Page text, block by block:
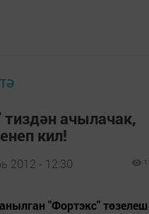
тиздән ачылачак,
кил!
2012 - 12:30
"Фортэкс" төзелеш